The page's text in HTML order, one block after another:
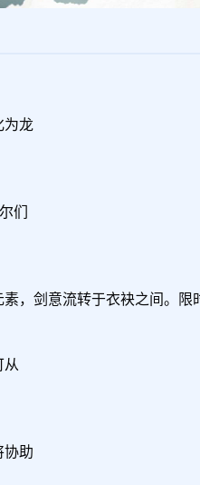
为龙
们
，剑意流转于衣袂之间。限
从
助